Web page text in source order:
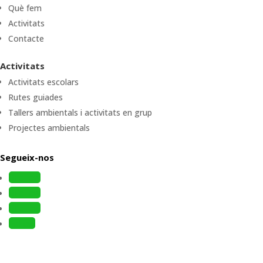
Què fem
Activitats
Contacte
Activitats
Activitats escolars
Rutes guiades
Tallers ambientals i activitats en grup
Projectes ambientals
Segueix-nos
Follow
Follow
Follow
Follow